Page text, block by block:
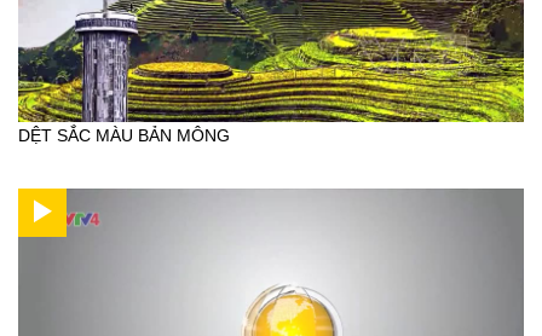
DỆT SẮC MÀU BẢN MÔNG